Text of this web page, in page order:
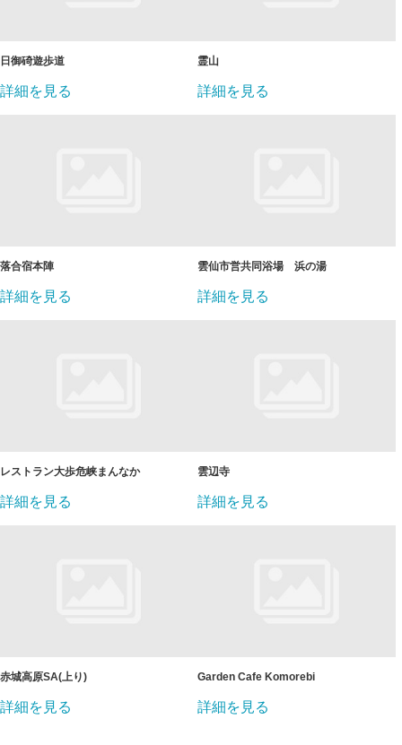
日御碕遊歩道
詳細を見る
霊山
詳細を見る
落合宿本陣
詳細を見る
雲仙市営共同浴場 浜の湯
詳細を見る
レストラン大歩危峡まんなか
詳細を見る
雲辺寺
詳細を見る
赤城高原SA(上り)
詳細を見る
Garden Cafe Komorebi
詳細を見る